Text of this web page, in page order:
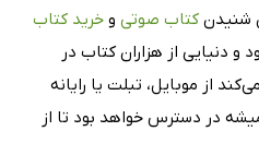
شنیدن کتاب صوتی و خرید کتاب
و دنیایی از هزاران کتاب در
از موبایل، تبلت یا رایانه
در دسترس خواهد بود تا از